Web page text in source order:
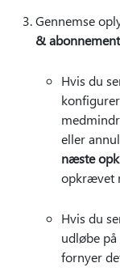
Gennemse
&
Hvis du
eller
næste
opkrævet
Hvis du
udløbe
fornyer